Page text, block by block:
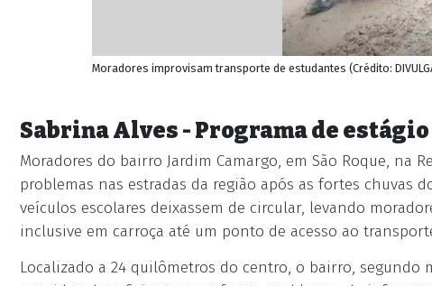
Moradores improvisam transporte de estudantes (Crédito:
Sabrina Alves - Programa de estágio
Moradores do bairro Jardim Camargo, em São Roque, na
problemas nas estradas da região após as fortes chuvas
veículos escolares deixassem de circular, levando
inclusive em carroça até um ponto de acesso ao
Localizado a 24 quilômetros do centro, o bairro, segundo